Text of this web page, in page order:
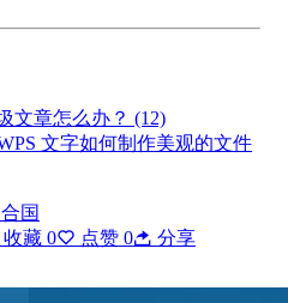
文章怎么办？ (12)
文字如何制作美观的文件
国
收藏 0 点赞 0 分享